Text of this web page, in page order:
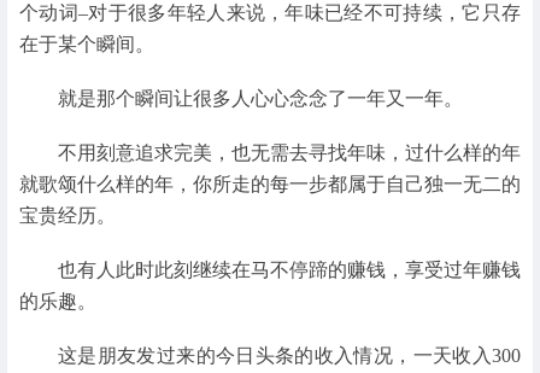
个动词–对于很多年轻人来说，年味已经不可持续，它只存
在于某个瞬间。
就是那个瞬间让很多人心心念念了一年又一年。
不用刻意追求完美，也无需去寻找年味，过什么样的年
就歌颂什么样的年，你所走的每一步都属于自己独一无二的
宝贵经历。
也有人此时此刻继续在马不停蹄的赚钱，享受过年赚钱
的乐趣。
这是朋友发过来的今日头条的收入情况，一天收入300